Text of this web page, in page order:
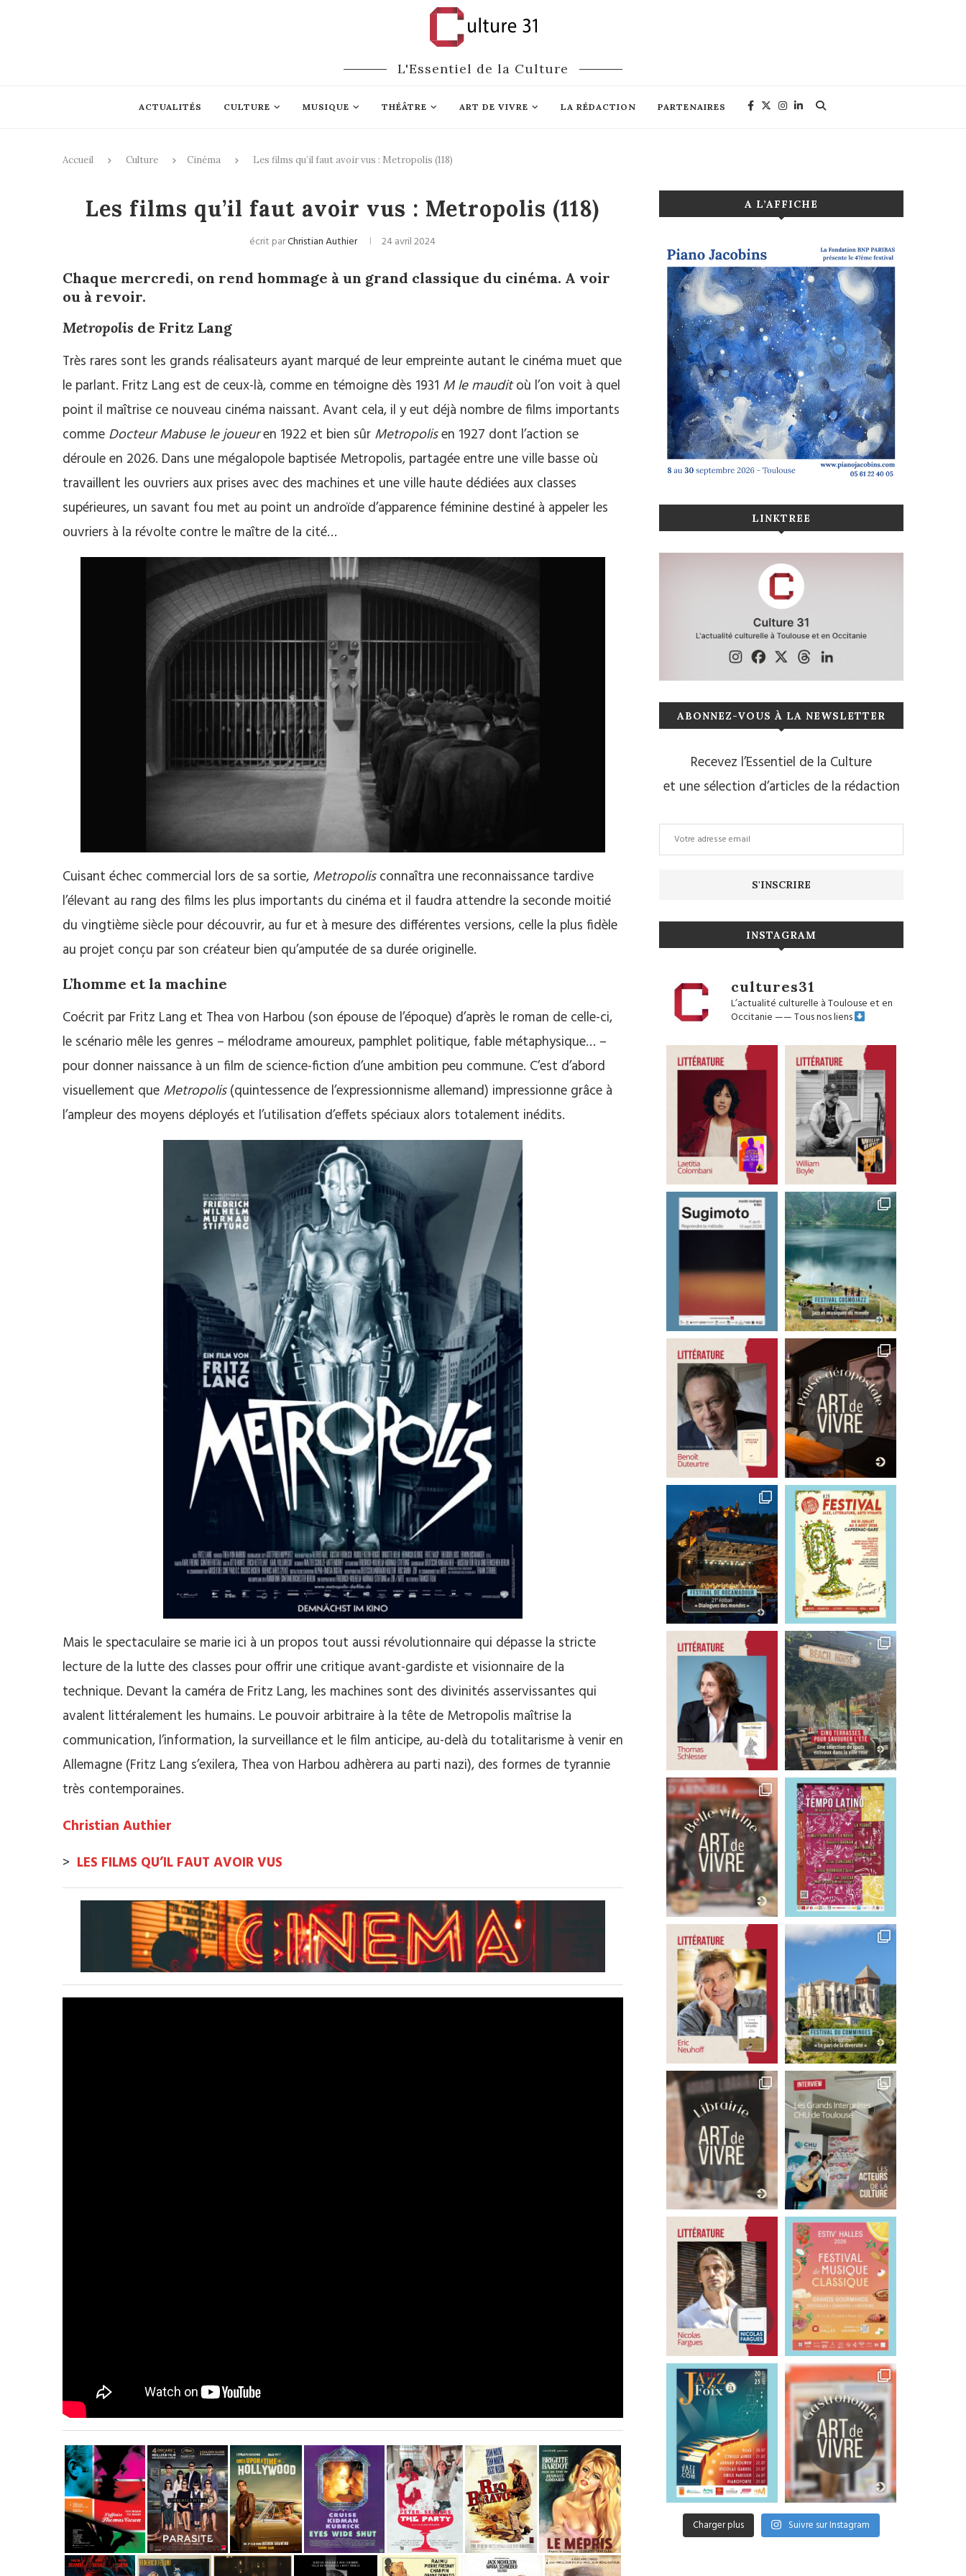
L'Essentiel de la Culture
ACTUALITÉS CULTURE MUSIQUE THÉÂTRE ART DE VIVRE LA RÉDACTION PARTENAIRES
Accueil Culture Cinéma Les films qu’il faut avoir vus : Metropolis (118)
Les films qu’il faut avoir vus : Metropolis (118)
écrit parChristian Authier 24 avril 2024
Chaque mercredi, on rend hommage à un grand classique du cinéma. A voir
ou à revoir.
Metropolis de Fritz Lang
Très rares sont les grands réalisateurs ayant marqué de leur empreinte autant le cinéma muet que
le parlant. Fritz Lang est de ceux-là, comme en témoigne dès 1931 M le mauditoù l’on voit à quel
point il maîtrise ce nouveau cinéma naissant. Avant cela, il y eut déjà nombre de films importants
comme Docteur Mabuse le joueuren 1922 et bien sûr Metropolisen 1927 dont l’action se
déroule en 2026. Dans une mégalopole baptisée Metropolis, partagée entre une ville basse où
travaillent les ouvriers aux prises avec des machines et une ville haute dédiées aux classes
supérieures, un savant fou met au point un androïde d’apparence féminine destiné à appeler les
ouvriers à la révolte contre le maître de la cité…
Cuisant échec commercial lors de sa sortie, Metropolisconnaîtra une reconnaissance tardive
l’élevant au rang des films les plus importants du cinéma et il faudra attendre la seconde moitié
du vingtième siècle pour découvrir, au fur et à mesure des différentes versions, celle la plus fidèle
au projet conçu par son créateur bien qu’amputée de sa durée originelle.
L’homme et la machine
Coécrit par Fritz Lang et Thea von Harbou (son épouse de l’époque) d’après le roman de celle-ci,
le scénario mêle les genres – mélodrame amoureux, pamphlet politique, fable métaphysique… –
pour donner naissance à un film de science-fiction d’une ambition peu commune. C’est d’abord
visuellement que Metropolis(quintessence de l’expressionnisme allemand) impressionne grâce à
l’ampleur des moyens déployés et l’utilisation d’effets spéciaux alors totalement inédits.
Mais le spectaculaire se marie ici à un propos tout aussi révolutionnaire qui dépasse la stricte
lecture de la lutte des classes pour offrir une critique avant-gardiste et visionnaire de la
technique. Devant la caméra de Fritz Lang, les machines sont des divinités asservissantes qui
avalent littéralement les humains. Le pouvoir arbitraire à la tête de Metropolis maîtrise la
communication, l’information, la surveillance et le film anticipe, au-delà du totalitarisme à venir en
Allemagne (Fritz Lang s’exilera, Thea von Harbou adhèrera au parti nazi), des formes de tyrannie
très contemporaines.
Christian Authier
> LES FILMS QU’IL FAUT AVOIR VUS
A L’AFFICHE
LINKTREE
ABONNEZ-VOUS À LA NEWSLETTER
Recevez l’Essentiel de la Culture
et une sélection d’articles de la rédaction
INSTAGRAM
cultures31
L’actualité culturelle à Toulouse et en
Occitanie——Tous nos liens
Charger plus Suivre sur Instagram